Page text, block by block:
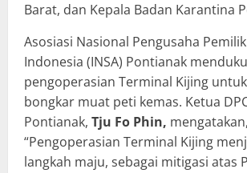
Barat, dan Kepala Badan Karantina
Asosiasi Nasional Pengusaha
Indonesia (INSA) Pontianak
pengoperasian Terminal Kijing
bongkar muat peti kemas. Ketua
Pontianak, Tju Fo Phin, mengatakan,
“Pengoperasian Terminal Kijing
langkah maju, sebagai mitigasi atas